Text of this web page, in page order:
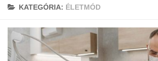
Életmód
KATEGÓRIA: ÉLETMÓD